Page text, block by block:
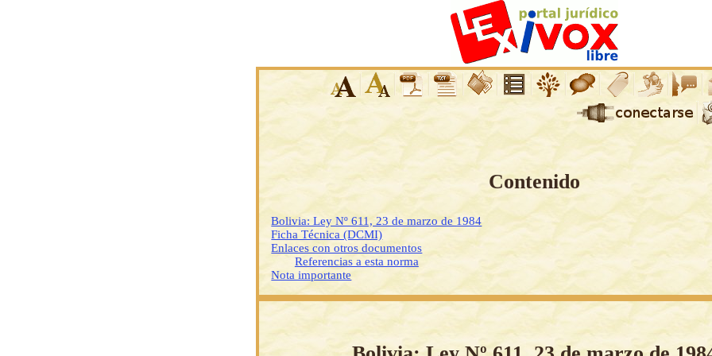
Contenido
Bolivia: Ley Nº 611, 23 de marzo de 1984
Ficha Técnica (DCMI)
Enlaces con otros documentos
Referencias a esta norma
Nota importante